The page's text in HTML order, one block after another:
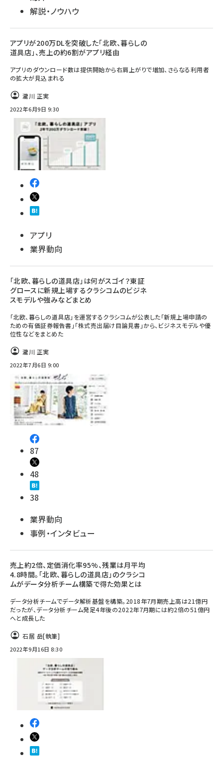
解説・ノウハウ
アプリが200万DLを突破した「北欧、暮らしの
道具店」、売上の約6割がアプリ経由
アプリのダウンロード数は提供開始から右肩上がりで増加、さらなる利用者
の拡大が見込まれる
瀧川 正実
2022年6月9日 9:30
アプリ
業界動向
「北欧、暮らしの道具店」は何がスゴイ？東証
グロースに新規上場するクラシコムのビジネ
スモデルや強みなどまとめ
「北欧、暮らしの道具店」を運営するクラシコムが公表した「新規上場申請の
ための有価証券報告書」「株式売出届け目論見書」から、ビジネスモデルや優
位性などをまとめた
瀧川 正実
2022年7月6日 9:00
87
48
38
業界動向
事例・インタビュー
売上約2倍、定価消化率95%、残業は月平均
4.8時間。「北欧、暮らしの道具店」のクラシコ
ムがデータ分析チーム構築で得た効果とは
データ分析チームでデータ解析基盤を構築。2018年7月期売上高は21億円
だったが、データ分析チーム発足4年後の2022年7月期には約2倍の51億円
へと成長した
石居 岳[執筆]
2022年9月16日 8:30